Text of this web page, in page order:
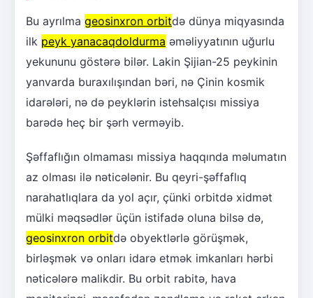
Bu ayrılma geosinxron orbitdə dünya miqyasında
ilk peyk yanacaqdoldurma əməliyyatının uğurlu
yekununu göstərə bilər. Lakin Şijian-25 peykinin
yanvarda buraxılışından bəri, nə Çinin kosmik
idarələri, nə də peyklərin istehsalçısı missiya
barədə heç bir şərh verməyib.
Şəffaflığın olmaması missiya haqqında məlumatın
az olması ilə nəticələnir. Bu qeyri-şəffaflıq
narahatlıqlara da yol açır, çünki orbitdə xidmət
mülki məqsədlər üçün istifadə oluna bilsə də,
geosinxron orbitdə obyektlərlə görüşmək,
birləşmək və onları idarə etmək imkanları hərbi
nəticələrə malikdir. Bu orbit rabitə, hava